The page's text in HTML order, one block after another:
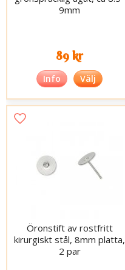
9mm
89 kr
Info Välj
Öronstift av rostfritt
kirurgiskt stål, 8mm platta,
2 par